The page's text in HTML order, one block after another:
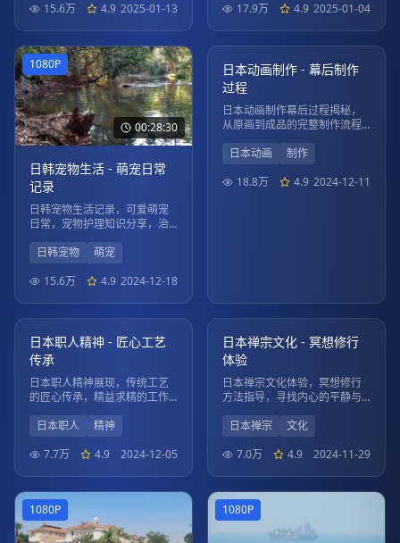
15.6万
4.9 2025-01-13
17.9万
4.9 2025-01-04
00:28:30
1080P
日韩宠物生活 - 萌宠日常
记录
日韩宠物生活记录，可爱萌宠
日常，宠物护理知识分享，治
日韩宠物
萌宠
15.6万
4.9 2024-12-18
02:15:45
4K
日本动画制作 - 幕后制作
过程
日本动画制作幕后过程揭秘，
从原画到成品的完整制作流程
日本动画
制作
18.8万
4.9 2024-12-11
01:52:15
1080P
日本职人精神 - 匠心工艺
传承
日本职人精神展现，传统工艺
的匠心传承，精益求精的工作
日本职人
精神
7.7万
4.9 2024-12-05
01:45:40
1080P
日本禅宗文化 - 冥想修行
体验
日本禅宗文化体验，冥想修行
方法指导，寻找内心的平静与
日本禅宗
文化
7.0万
4.9 2024-11-29
1080P 1080P